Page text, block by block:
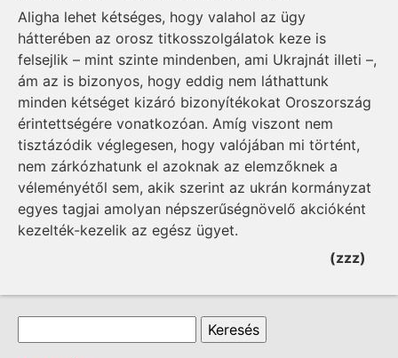
Aligha lehet kétséges, hogy valahol az ügy
hátterében az orosz titkosszolgálatok keze is
felsejlik – mint szinte mindenben, ami Ukrajnát illeti –,
ám az is bizonyos, hogy eddig nem láthattunk
minden kétséget kizáró bizonyítékokat Oroszország
érintettségére vonatkozóan. Amíg viszont nem
tisztázódik véglegesen, hogy valójában mi történt,
nem zárkózhatunk el azoknak az elemzőknek a
véleményétől sem, akik szerint az ukrán kormányzat
egyes tagjai amolyan népszerűségnövelő akcióként
kezelték-kezelik az egész ügyet.
(zzz)
Keresés űrlap
Keresés